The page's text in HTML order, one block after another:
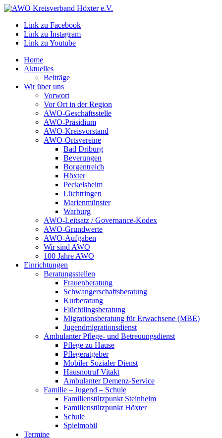
Link zu Facebook
Link zu Instagram
Link zu Youtube
Home
Aktuelles
Beiträge
Wir über uns
Vorwort
Vor Ort in der Region
AWO-Geschäftsstelle
AWO-Präsidium
AWO-Kreisvorstand
AWO-Ortsvereine
Bad Driburg
Beverungen
Borgentreich
Höxter
Peckelsheim
Lüchtringen
Marienmünster
Warburg
AWO-Leitsatz / Governance-Kodex
AWO-Grundwerte
AWO-Aufgaben
Wir sind AWO
100 Jahre AWO
Einrichtungen
Beratungsstellen
Frauenberatung
Schwangerschaftsberatung
Kurberatung
Flüchtlingsberatung
Migrationsberatung für Erwachsene (MBE)
Jugendmigrationsdienst
Ambulanter Pflege- und Betreuungsdienst
Pflege zu Hause
Pflegeratgeber
Mobiler Sozialer Dienst
Hausnotruf Vitakt
Ambulanter Demenz-Service
Familie – Jugend – Schule
Familienstützpunkt Steinheim
Familienstützpunkt Höxter
Schule
Spielmobil
Termine